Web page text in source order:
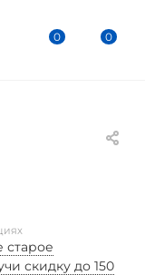
0 0
старое
скидку до 150